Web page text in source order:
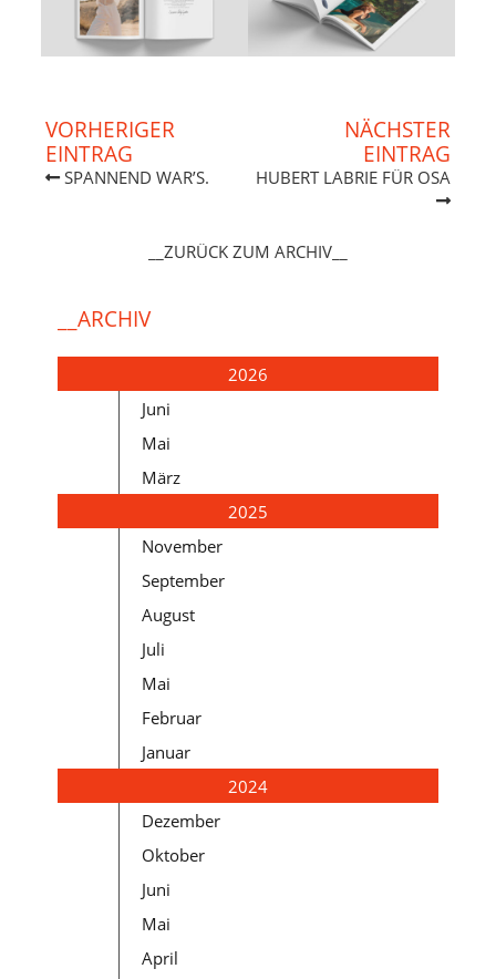
VORHERIGER
EINTRAG
SPANNEND WAR’S.
NÄCHSTER
EINTRAG
HUBERT LABRIE FÜR OSA
__ZURÜCK ZUM ARCHIV__
__ARCHIV
2026
Juni
Mai
März
2025
November
September
August
Juli
Mai
Februar
Januar
2024
Dezember
Oktober
Juni
Mai
April